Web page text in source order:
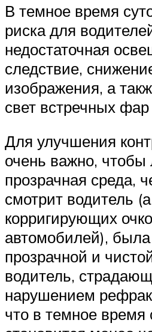
В темное время
риска для
недостаточная
следствие,
изображения, а
свет встречных фар
Для улучшения
очень важно,
прозрачная среда,
смотрит водитель
корригирующих
автомобилей),
прозрачной и
водитель,
нарушением
что в темное время